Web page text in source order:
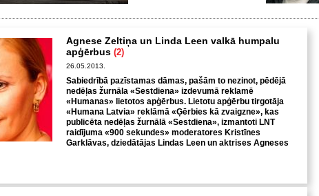
Agnese Zeltiņa un Linda Leen valkā humpalu
apģērbus (2)
26.05.2013.
Sabiedrībā pazīstamas dāmas, pašām to nezinot, pēdējā
nedēļas žurnāla «Sestdiena» izdevumā reklamē
«Humanas» lietotos apģērbus. Lietotu apģērbu tirgotāja
«Humana Latvia» reklāmā «Ģērbies kā zvaigzne», kas
publicēta nedēļas žurnālā «Sestdiena», izmantoti LNT
raidījuma «900 sekundes» moderatores Kristīnes
Garklāvas, dziedātājas Lindas Leen un aktrises Agneses